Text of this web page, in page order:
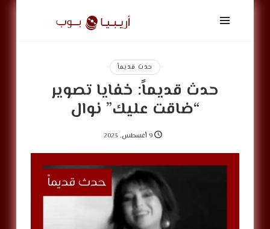
أريبيا
بوب
ArabiaPopحدث قديماً
حدث قديماً: خفايا تصوير
“ضاقت عليك” نوال
9 أغسطس, 2023